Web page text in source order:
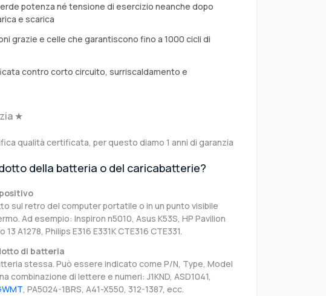
potenza né tensione di esercizio neanche dopo
e scarica
grazie e celle che garantiscono fino a 1000 cicli di
contro corto circuito, surriscaldamento e
★
qualità certificata, per questo diamo 1 anni di garanzia
della batteria o del caricabatterie?
sul retro del computer portatile o in un punto visibile
Ad esempio: Inspiron n5010, Asus K53S, HP Pavilion
A1278, Philips E316 E331K CTE316 CTE331.
di batteria
stessa. Può essere indicato come P/N, Type, Model
combinazione di lettere e numeri: J1KND, ASD1041,
, PA5024-1BRS, A41-X550, 312-1387, ecc.